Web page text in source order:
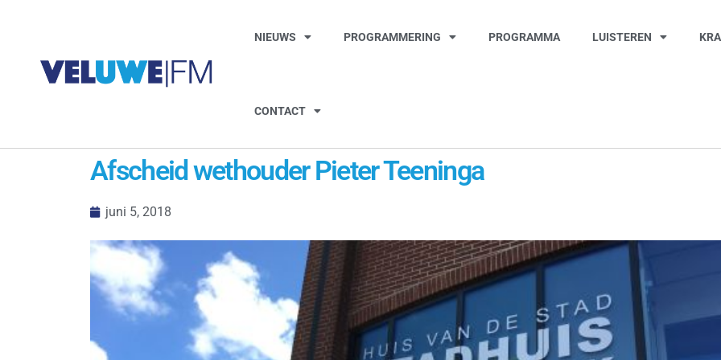
NIEUWS PROGRAMMERING PROGRAMMA LUISTEREN
CONTACT
Afscheid wethouder Pieter Teeninga
juni 5, 2018